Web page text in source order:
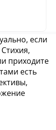
если
приходите
есть